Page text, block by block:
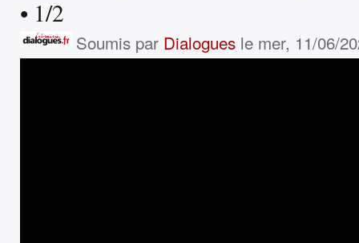
• 1/2
Soumis par Dialoguesle mer, 11/06/